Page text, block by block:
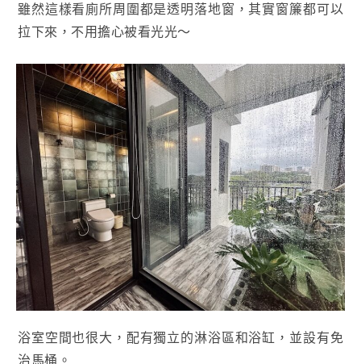
雖然這樣看廁所周圍都是透明落地窗，其實窗簾都可以
拉下來，不用擔心被看光光～
浴室空間也很大，配有獨立的淋浴區和浴缸，並設有免
治馬桶。